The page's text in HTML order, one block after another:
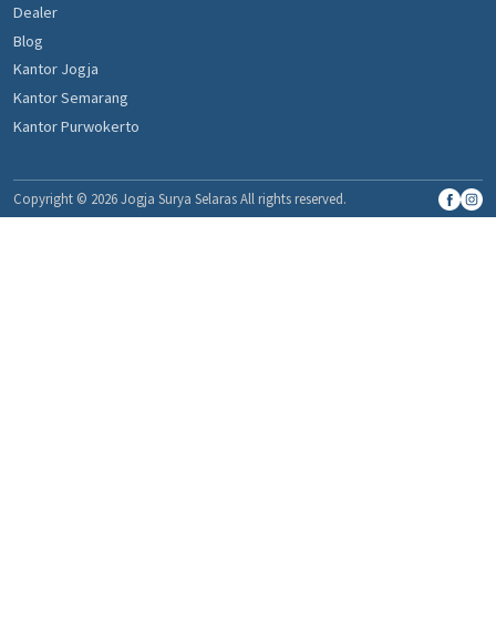
Dealer
Blog
Kantor Jogja
Kantor Semarang
Kantor Purwokerto
Copyright © 2026 Jogja Surya Selaras All rights reserved.